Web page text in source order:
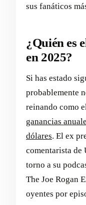
sus fanáticos
¿Quién es
en 2025?
Si has estado
probablemente
reinando como
ganancias
dólares. El ex
comentarista de
torno a su
The Joe Rogan
oyentes por